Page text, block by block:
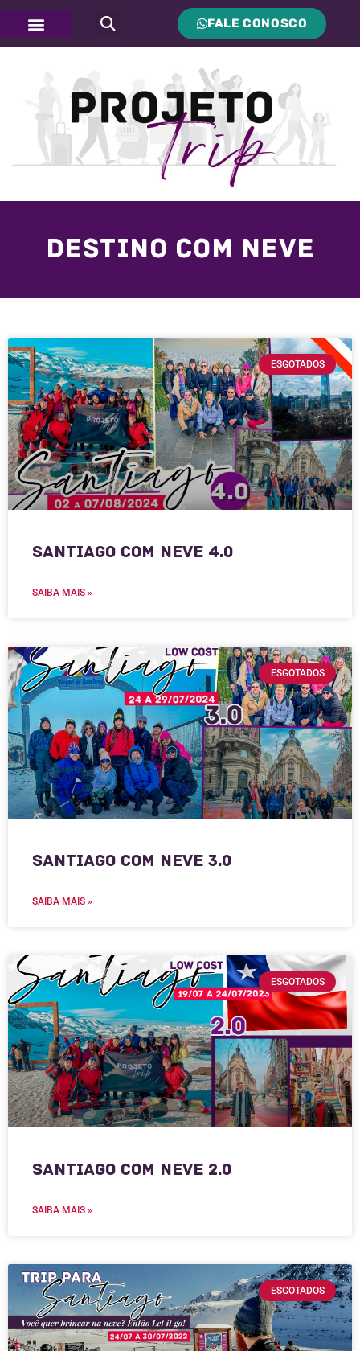
FALE CONOSCO
Destino com neve
ESGOTADOS
Santiago com Neve 4.0
SAIBA MAIS »
ESGOTADOS
Santiago com Neve 3.0
SAIBA MAIS »
ESGOTADOS
Santiago com Neve 2.0
SAIBA MAIS »
ESGOTADOS